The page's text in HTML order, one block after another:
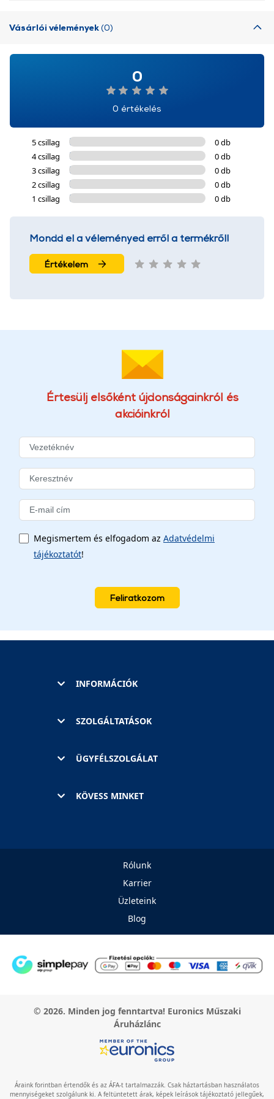
Vásárlói vélemények(0)
0
0 értékelés
5 csillag
0 db
4 csillag
0 db
3 csillag
0 db
2 csillag
0 db
1 csillag
0 db
Mondd el a véleményed erről a termékről!
Értékelem
Értesülj elsőként újdonságainkról és
akcióinkról
Megismertem és elfogadom az Adatvédelmi
tájékoztatót!
Feliratkozom
INFORMÁCIÓK
SZOLGÁLTATÁSOK
ÜGYFÉLSZOLGÁLAT
KÖVESS MINKET
Rólunk
Karrier
Üzleteink
Blog
© 2026. Minden jog fenntartva! Euronics Műszaki
Áruházlánc
Áraink forintban értendők és az ÁFA-t tartalmazzák. Csak háztartásban használatos
mennyiségeket szolgálunk ki. A feltüntetett árak, képek leírások tájékoztató jellegűek,